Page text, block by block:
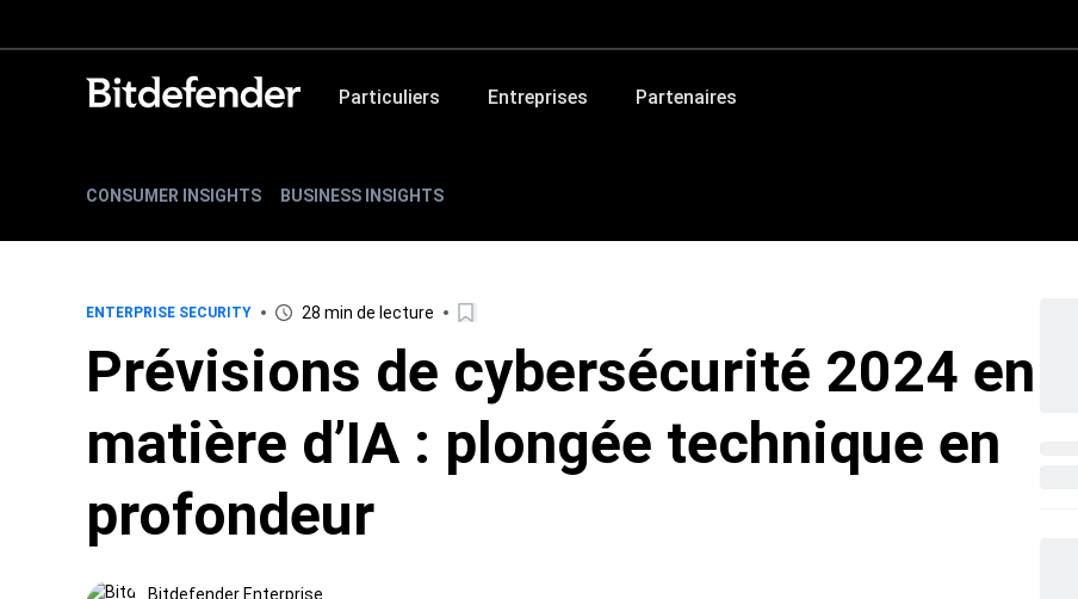
Particuliers Entreprises Partenaires
CONSUMER INSIGHTS BUSINESS INSIGHTS
ENTERPRISE SECURITY 28 min de lecture
Prévisions de cybersécurité 2024 en
matière d’IA : plongée technique en
profondeur
Bitdefender Enterprise